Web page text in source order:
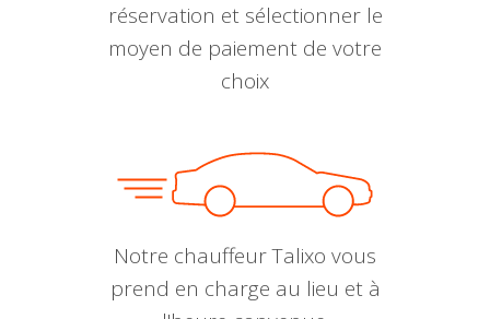
réservation et sélectionner le
moyen de paiement de votre
choix
Notre chauffeur Talixo vous
prend en charge au lieu et à